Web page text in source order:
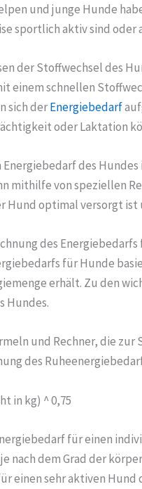
und junge Hunde
sportlich aktiv sind
der Stoffwechsel des
einem schnellen
sich derEnergiebedarf
oder Laktation
Energiebedarf des
mithilfe von speziellen
Hund optimal versorgt
des
für Hunde
erhält. Zu den
Hundes.
und Rechner, die
des
in kg) ^ 0,75
für einen
nach dem Grad der
einen sehr aktiven Hund